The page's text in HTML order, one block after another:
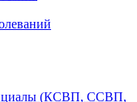
(КСВП, ССВП,